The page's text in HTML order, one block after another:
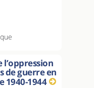
de guerre en
1940-1944